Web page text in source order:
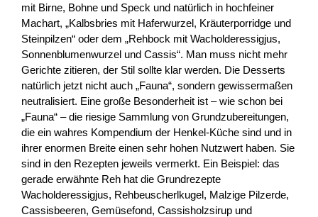
mit Birne, Bohne und Speck und natürlich in hochfeiner
Machart, „Kalbsbries mit Haferwurzel, Kräuterporridge und
Steinpilzen“ oder dem „Rehbock mit Wacholderessigjus,
Sonnenblumenwurzel und Cassis“. Man muss nicht mehr
Gerichte zitieren, der Stil sollte klar werden. Die Desserts
natürlich jetzt nicht auch „Fauna“, sondern gewissermaßen
neutralisiert. Eine große Besonderheit ist – wie schon bei
„Fauna“ – die riesige Sammlung von Grundzubereitungen,
die ein wahres Kompendium der Henkel-Küche sind und in
ihrer enormen Breite einen sehr hohen Nutzwert haben. Sie
sind in den Rezepten jeweils vermerkt. Ein Beispiel: das
gerade erwähnte Reh hat die Grundrezepte
Wacholderessigjus, Rehbeuscherlkugel, Malzige Pilzerde,
Cassisbeeren, Gemüsefond, Cassisholzsirup und